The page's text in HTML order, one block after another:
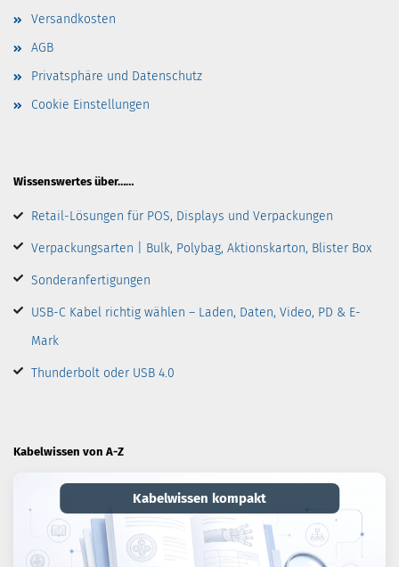
Versandkosten
AGB
Privatsphäre und Datenschutz
Cookie Einstellungen
Wissenswertes über……
Retail-Lösungen für POS, Displays und Verpackungen
Verpackungsarten | Bulk, Polybag, Aktionskarton, Blister Box
Sonderanfertigungen
USB-C Kabel richtig wählen – Laden, Daten, Video, PD & E-
Mark
Thunderbolt oder USB 4.0
Kabelwissen von A-Z
Kabelwissen kompakt